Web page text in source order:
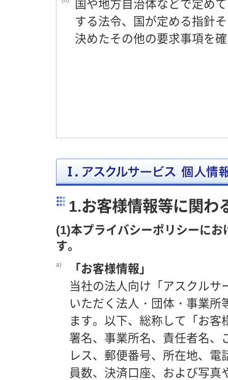
国や地方自治体などで定め
する法令、国が定める指針
決めたその他の要求事項を
1.お客様情報等に関わ
(1)本プライバシーポリシーに
す。
a)
「お客様情報」
当社の法人向け「アスクル
いただく法人・団体・事業
ます。以下、総称して「お
署名、事業所名、責任者名、
レス、郵便番号、所在地、
員数、決済口座、および写